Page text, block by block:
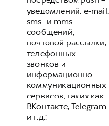
уведомлений, e-mail,
sms- и mms-
сообщений,
почтовой рассылки,
телефонных
звонков и
информационно-
коммуникационных
сервисов, таких как
ВКонтакте, Telegram
и т.д.: